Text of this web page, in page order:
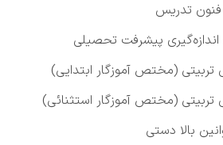
تدریس
پیشرفت تحصیلی
تربیتی (مختص آموزگار ابتدایی)
تربیتی (مختص آموزگار استثنائی)
بالا دستی